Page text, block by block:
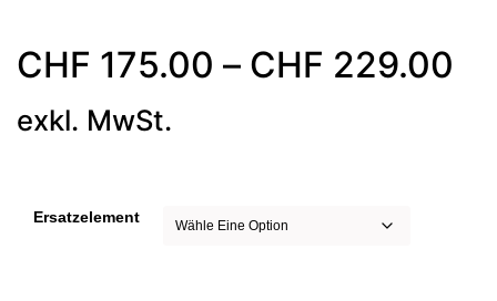
CHF 175.00 – CHF 229.00
exkl. MwSt.
Ersatzelement